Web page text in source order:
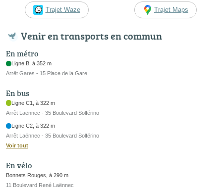
Trajet Waze Trajet Maps
Venir en transports en commun
En métro
Ligne B, à 352 m
Arrêt Gares - 15 Place de la Gare
En bus
Ligne C1, à 322 m
Arrêt Laënnec - 35 Boulevard Solférino
Ligne C2, à 322 m
Arrêt Laënnec - 35 Boulevard Solférino
Voir tout
En vélo
Bonnets Rouges, à 290 m
11 Boulevard René Laënnec